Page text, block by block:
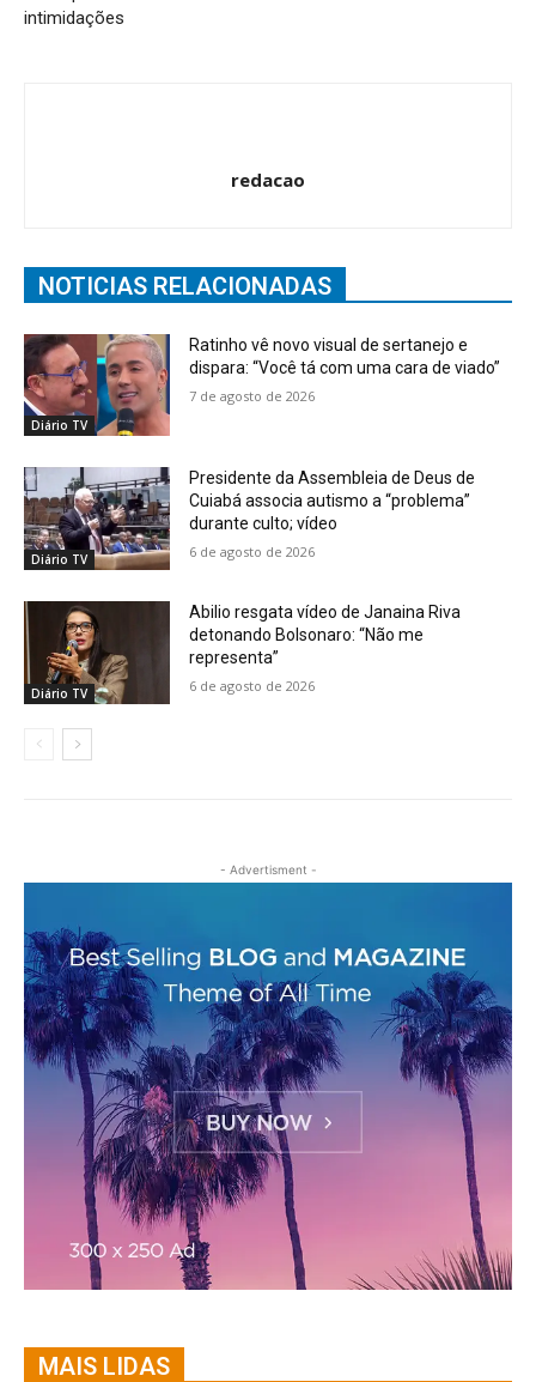
intimidações
redacao
NOTICIAS RELACIONADAS
Diário TV
Ratinho vê novo visual de sertanejo e
dispara: “Você tá com uma cara de viado”
7 de agosto de 2026
Diário TV
Presidente da Assembleia de Deus de
Cuiabá associa autismo a “problema”
durante culto; vídeo
6 de agosto de 2026
Diário TV
Abilio resgata vídeo de Janaina Riva
detonando Bolsonaro: “Não me
representa”
6 de agosto de 2026
- Advertisment -
MAIS LIDAS